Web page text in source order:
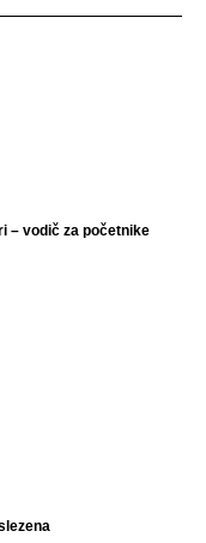
– vodič za početnike